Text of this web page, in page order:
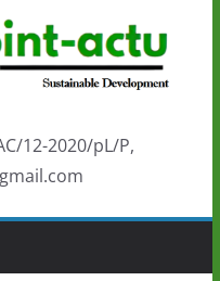
au Togo sur
au-delà des
ses athlètes
de la politique
de
12-2020/pL/P,